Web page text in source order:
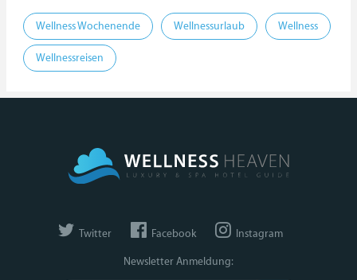
Wellness Wochenende Wellnessurlaub Wellness
Wellnessreisen
Twitter Facebook Instagram
Newsletter Anmeldung: